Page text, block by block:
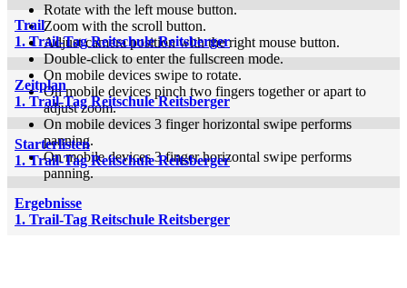
Rotate with the left mouse button.
Zoom with the scroll button.
Adjust camera position with the right mouse button.
Double-click to enter the fullscreen mode.
On mobile devices swipe to rotate.
On mobile devices pinch two fingers together or apart to
adjust zoom.
On mobile devices 3 finger horizontal swipe performs
panning.
On mobile devices 3 finger horizontal swipe performs
panning.
Trail
1. Trail-Tag Reitschule Reitsberger
Zeitplan
1. Trail-Tag Reitschule Reitsberger
Starterlisten
1. Trail-Tag Reitschule Reitsberger
Ergebnisse
1. Trail-Tag Reitschule Reitsberger